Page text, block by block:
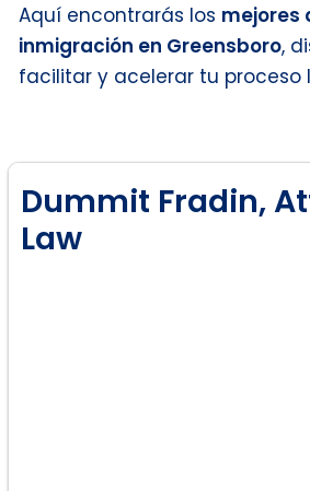
Aquí encontrarás los mejores
inmigración en Greensboro,
facilitar y acelerar tu proceso
Dummit Fradin,
Law